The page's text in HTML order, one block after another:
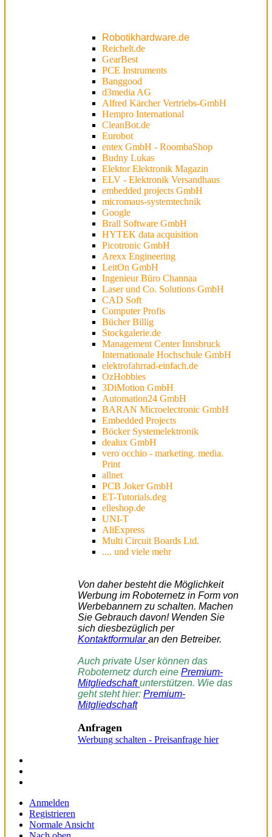
Robotikhardware.de
Reichelt.de
GearBest
PCE Instruments
Banggood
d3media AG
Alfred Kärcher Vertriebs-GmbH
Hempro International
CleanBot.de
Eurobot
entex GmbH - RoombaShop
Budny Lukas
Elektor Elektronik Magazin
ELV - Elektronik Versandhaus
embedded projects GmbH
micromaus-systemtechnik
Google
Brall Software GmbH
HYTEK data acquisition
Picotronic GmbH
Arexx Engineering
LeitOn GmbH
Ingenieur Büro Channaa
Laser und Co. Solutions GmbH
CAD Soft
Computer Profis
Bücher Billig
Stockgalerie.de
Management Center Innsbruck
Internationale Hochschule GmbH
elektrofahrrad-einfach.de
OzHobbies
3DiMotion GmbH
Automation24 GmbH
BARAN Microelectronic GmbH
Embedded Projects
Böcker Systemelektronik
dealux GmbH
vero occhio - marketing. media.
Print
allnet
PCB Joker GmbH
ET-Tutorials.deg
elleshop.de
UNI-T
AliExpress
Multi Circuit Boards Ltd.
.... und viele mehr
Von daher besteht die Möglichkeit
Werbung im Roboternetz in Form von
Werbebannern zu schalten. Machen
Sie Gebrauch davon! Wenden Sie
sich diesbezüglich per
Kontaktformularan den Betreiber.
Auch private User können das
Roboternetz durch eine Premium-
Mitgliedschaftunterstützen. Wie das
geht steht hier: Premium-
Mitgliedschaft
Anfragen
Werbung schalten - Preisanfrage hier
Anmelden
Registrieren
Normale Ansicht